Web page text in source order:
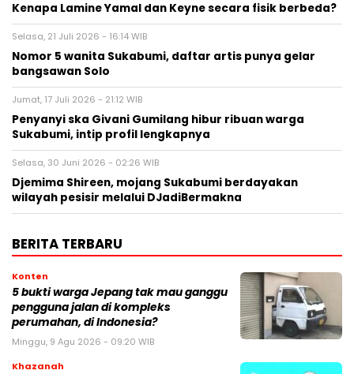
Kenapa Lamine Yamal dan Keyne secara fisik berbeda?
Selasa, 21 Juli 2026 - 16:14 WIB
Nomor 5 wanita Sukabumi, daftar artis punya gelar
bangsawan Solo
Jumat, 17 Juli 2026 - 21:12 WIB
Penyanyi ska Givani Gumilang hibur ribuan warga
Sukabumi, intip profil lengkapnya
Selasa, 30 Juni 2026 - 02:26 WIB
Djemima Shireen, mojang Sukabumi berdayakan
wilayah pesisir melalui DJadiBermakna
BERITA TERBARU
Konten
5 bukti warga Jepang tak mau ganggu
pengguna jalan di kompleks
perumahan, di Indonesia?
Minggu, 9 Agu 2026 - 09:20 WIB
Khazanah